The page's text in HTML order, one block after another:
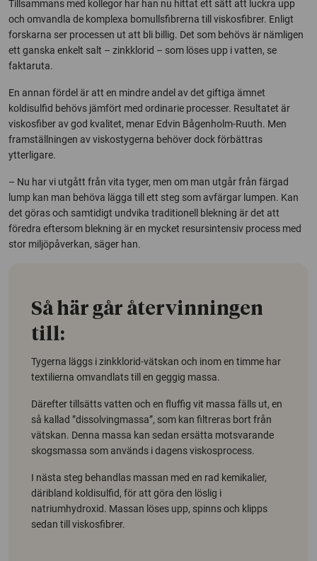
Tillsammans med kollegor har han nu hittat ett sätt att luckra upp
och omvandla de komplexa bomullsfibrerna till viskosfibrer. Enligt
forskarna ser processen ut att bli billig. Det som behövs är nämligen
ett ganska enkelt salt – zinkklorid – som löses upp i vatten, se
faktaruta.
En annan fördel är att en mindre andel av det giftiga ämnet
koldisulfid behövs jämfört med ordinarie processer. Resultatet är
viskosfiber av god kvalitet, menar Edvin Bågenholm-Ruuth. Men
framställningen av viskostygerna behöver dock förbättras
ytterligare.
– Nu har vi utgått från vita tyger, men om man utgår från färgad
lump kan man behöva lägga till ett steg som avfärgar lumpen. Kan
det göras och samtidigt undvika traditionell blekning är det att
föredra eftersom blekning är en mycket resursintensiv process med
stor miljöpåverkan, säger han.
Så här går återvinningen
till:
Tygerna läggs i zinkklorid-vätskan och inom en timme har
textilierna omvandlats till en geggig massa.
Därefter tillsätts vatten och en fluffig vit massa fälls ut, en
så kallad ”dissolvingmassa”, som kan filtreras bort från
vätskan. Denna massa kan sedan ersätta motsvarande
skogsmassa som används i dagens viskosprocess.
I nästa steg behandlas massan med en rad kemikalier,
däribland koldisulfid, för att göra den löslig i
natriumhydroxid. Massan löses upp, spinns och klipps
sedan till viskosfibrer.